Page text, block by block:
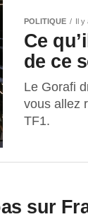
POLITIQUE Il y
Ce
de ce
Le Gorafi
vous allez
TF1.
sur